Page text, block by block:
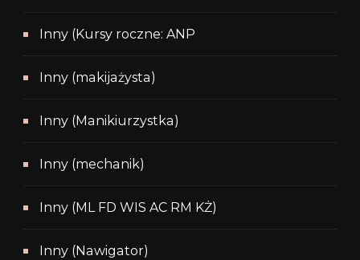
Inny (Kursy roczne: ANP
Inny (makijażysta)
Inny (Manikiurzystka)
Inny (mechanik)
Inny (ML FD WIS AC RM KŻ)
Inny (Nawigator)